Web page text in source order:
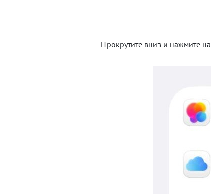
Прокрутите вниз и нажмите на